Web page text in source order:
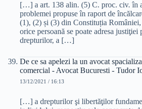
[…] a art. 138 alin. (5) C. proc. civ. în
problemei propuse în raport de
(1), (2) și (3) din Constituția
orice persoană se poate adresa justiţiei
drepturilor, a […]
De ce sa apelezi la un avocat
comercial - Avocat Bucuresti - Tudor
13/12/2021 / 16:13
[…] a drepturilor şi libertăţilor